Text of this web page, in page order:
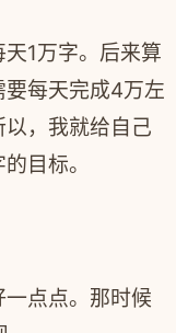
1万字。后来算
每天完成4万左
，我就给自己
目标。
点点。那时候